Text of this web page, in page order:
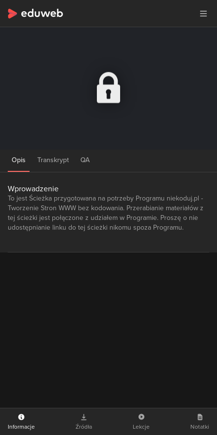
Opis Transkrypt QA
Wprowadzenie
To jest Ścieżka przygotowana na potrzeby Programu niekoduj.pl -
Tworzenie Stron WWW bez kodowania. Przerabianie materiałów z
tej ścieżki jest połączone z udziałem w Programie. Proszę o nie
udostępnianie linku do tej ścieżki nikomu spoza Programu.
Informacje Źródła Lekcje Notatki